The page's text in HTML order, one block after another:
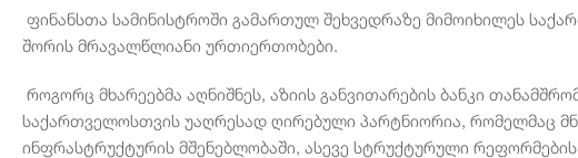
ფინანსთა სამინისტროში გამართულ შეხვედრაზე მიმოიხილეს
შორის მრავალწლიანი ურთიერთობები.
როგორც მხარეებმა აღნიშნეს, აზიის განვითარების ბანკი
საქართველოსთვის უაღრესად ღირებული პარტნიორია, რომელმაც
ინფრასტრუქტურის მშენებლობაში, ასევე სტრუქტურული რეფორმების